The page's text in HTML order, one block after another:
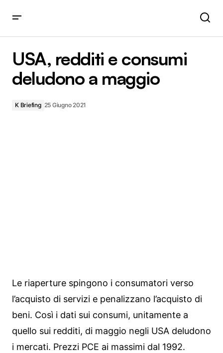
USA, redditi e consumi
deludono a maggio
K Briefing 25 Giugno 2021
Le riaperture spingono i consumatori verso
l’acquisto di servizi e penalizzano l’acquisto di
beni. Così i dati sui consumi, unitamente a
quello sui redditi, di maggio negli USA deludono
i mercati. Prezzi PCE ai massimi dal 1992.